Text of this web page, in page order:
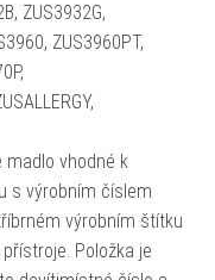
ZUS3932G,
ZUS3960PT,
madlo vhodné k
s výrobním číslem
výrobním štítku
Položka je